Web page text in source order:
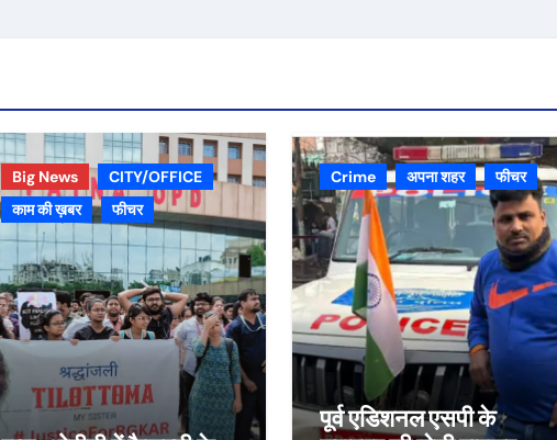
Big News
CITY/OFFICE
काम की ख़बर
फीचर
Crime अपना शहर फीचर
पूर्व एडिशनल एसपी के